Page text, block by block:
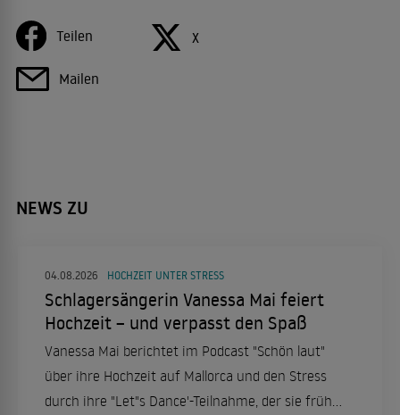
Teilen X
Mailen
NEWS ZU
04.08.2026 HOCHZEIT UNTER STRESS
Schlagersängerin Vanessa Mai feiert
Hochzeit – und verpasst den Spaß
Vanessa Mai berichtet im Podcast "Schön laut"
über ihre Hochzeit auf Mallorca und den Stress
durch ihre "Let"s Dance'-Teilnahme, der sie früh